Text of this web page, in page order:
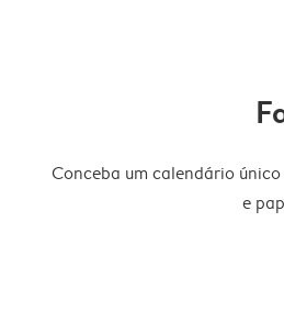
Conceba um calendário
e